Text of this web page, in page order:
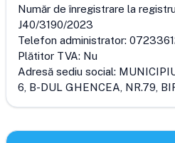
Număr de înregistrare la
J40/3190/2023
Telefon administrator:
Plătitor TVA: Nu
Adresă sediu social:
6, B-DUL GHENCEA, NR.79,